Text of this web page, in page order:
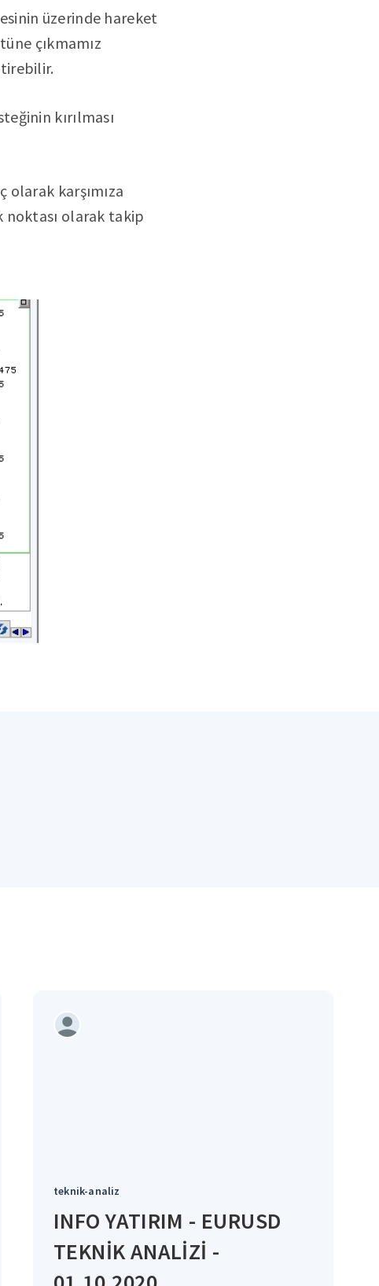
üzerinde hareket
çıkmamız
kırılması
olarak karşımıza
noktası olarak takip
teknik-analiz
INFO YATIRIM - EURUSD
TEKNİK ANALİZİ -